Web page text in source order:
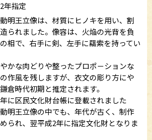
年指定
明王立像は、材質にヒノキを用い、割
られました。像容は、火焔の光背を負
相で、右手に剣、左手に羂索を持ってい
かな肉どりや整ったプロポ－ションな
作風を残しますが、衣文の彫り方にや
倉時代初期と推定されます。
に区民文化財台帳に登載されました
明王立像の中でも、年代が古く、制作
られ、翌平成2年に指定文化財となりま